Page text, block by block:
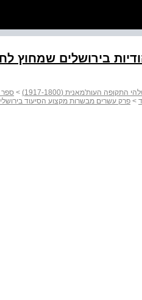
בירושלים שמחוץ
העות'מאנית (1917-1800) > ספר
> פרק עשרים מבשרות מקצוע הסיעוד